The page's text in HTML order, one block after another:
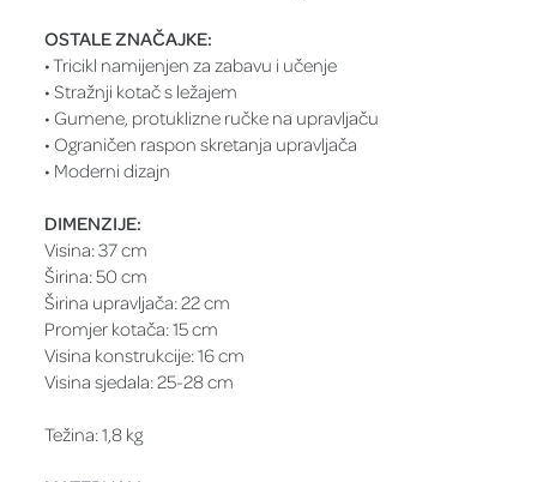
OSTALE ZNAČAJKE:
• Tricikl namijenjen za zabavu i učenje
• Stražnji kotač s ležajem
• Gumene, protuklizne ručke na upravljaču
• Ograničen raspon skretanja upravljača
• Moderni dizajn
DIMENZIJE:
Visina: 37 cm
Širina: 50 cm
Širina upravljača: 22 cm
Promjer kotača: 15 cm
Visina konstrukcije: 16 cm
Visina sjedala: 25-28 cm
Težina: 1,8 kg